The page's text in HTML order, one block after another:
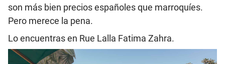
son más bien precios españoles que marroquíes.
Pero merece la pena.
Lo encuentras en Rue Lalla Fatima Zahra.